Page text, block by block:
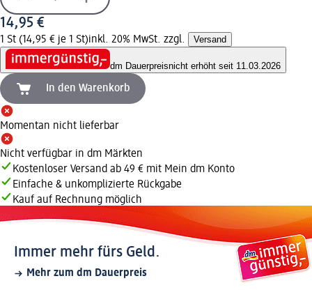
14,95 €
1 St (14,95 € je 1 St)inkl. 20% MwSt. zzgl. Versand
dm Dauerpreisnicht erhöht seit 11.03.2026
In den Warenkorb
Momentan nicht lieferbar
Nicht verfügbar in dm Märkten
Kostenloser Versand ab 49 € mit Mein dm Konto
Einfache & unkomplizierte Rückgabe
Kauf auf Rechnung möglich
Immer mehr fürs Geld.
Mehr zum dm Dauerpreis